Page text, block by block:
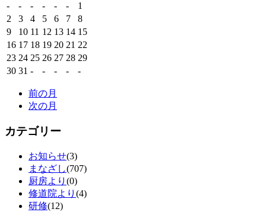
-
- - - - -
1
2
3 4 5 6 7
8
9
10 11 12 13 14 15
16 17 18 19 20 21 22
23 24 25 26 27 28 29
30 31 - - - - -
前の月
次の月
カテゴリー
お知らせ(3)
まなざし(707)
厨房より (0)
修道院より (4)
研修(12)